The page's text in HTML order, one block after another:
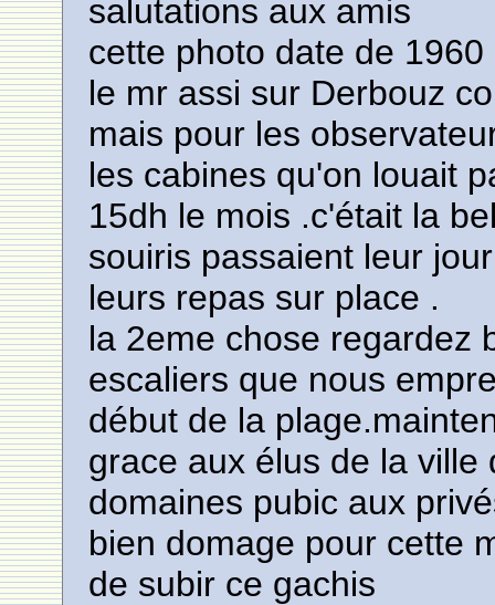
salutations aux amis
cette photo date de 1960
le mr assi sur Derbouz
mais pour les
les cabines qu'on louait
15dh le mois .c'était la
souiris passaient leur
leurs repas sur place .
la 2eme chose regardez
escaliers que nous
début de la
grace aux élus de la
domaines pubic aux
bien domage pour cette
de subir ce gachis